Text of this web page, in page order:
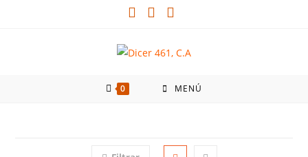
0 MENÚ